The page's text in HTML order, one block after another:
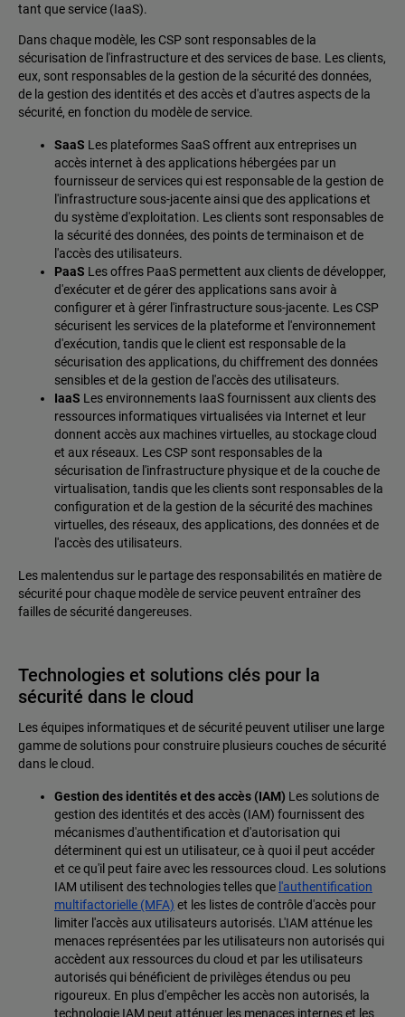
tant que service (IaaS).
Dans chaque modèle, les CSP sont responsables de la
sécurisation de l'infrastructure et des services de base. Les clients,
eux, sont responsables de la gestion de la sécurité des données,
de la gestion des identités et des accès et d'autres aspects de la
sécurité, en fonction du modèle de service.
SaaS Les plateformes SaaS offrent aux entreprises un
accès internet à des applications hébergées par un
fournisseur de services qui est responsable de la gestion de
l'infrastructure sous-jacente ainsi que des applications et
du système d'exploitation. Les clients sont responsables de
la sécurité des données, des points de terminaison et de
l'accès des utilisateurs.
PaaS Les offres PaaS permettent aux clients de développer,
d'exécuter et de gérer des applications sans avoir à
configurer et à gérer l'infrastructure sous-jacente. Les CSP
sécurisent les services de la plateforme et l'environnement
d'exécution, tandis que le client est responsable de la
sécurisation des applications, du chiffrement des données
sensibles et de la gestion de l'accès des utilisateurs.
IaaS Les environnements IaaS fournissent aux clients des
ressources informatiques virtualisées via Internet et leur
donnent accès aux machines virtuelles, au stockage cloud
et aux réseaux. Les CSP sont responsables de la
sécurisation de l'infrastructure physique et de la couche de
virtualisation, tandis que les clients sont responsables de la
configuration et de la gestion de la sécurité des machines
virtuelles, des réseaux, des applications, des données et de
l'accès des utilisateurs.
Les malentendus sur le partage des responsabilités en matière de
sécurité pour chaque modèle de service peuvent entraîner des
failles de sécurité dangereuses.
Technologies et solutions clés pour la
sécurité dans le cloud
Les équipes informatiques et de sécurité peuvent utiliser une large
gamme de solutions pour construire plusieurs couches de sécurité
dans le cloud.
Gestion des identités et des accès (IAM) Les solutions de
gestion des identités et des accès (IAM) fournissent des
mécanismes d'authentification et d'autorisation qui
déterminent qui est un utilisateur, ce à quoi il peut accéder
et ce qu'il peut faire avec les ressources cloud. Les solutions
IAM utilisent des technologies telles que l'authentification
multifactorielle (MFA) et les listes de contrôle d'accès pour
limiter l'accès aux utilisateurs autorisés. L'IAM atténue les
menaces représentées par les utilisateurs non autorisés qui
accèdent aux ressources du cloud et par les utilisateurs
autorisés qui bénéficient de privilèges étendus ou peu
rigoureux. En plus d'empêcher les accès non autorisés, la
technologie IAM peut atténuer les menaces internes et les